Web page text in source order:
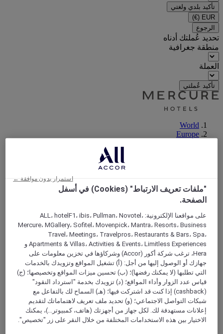
تأكيد بلدي ولغتي
EUR
(€)
الرجوع
تحديد عُملتك أدناه
منطقة جغرافية
العملة
تأكيد عُملتي
World
Europe
ACHERES, فرنسا
Mercure Achères St Germain en Laye
"ملفات تعريف الارتباط" (Cookies) في أسفل
الصفحة.
على مواقعنا الإلكترونية: ALL، hotelF1، ibis، Pullman، Novotel،
Mercure، MGallery، Sofitel، Movenpick، Mantra، Resorts، Business
Travel، Meetings، Travelpros، Restaurants & Bars، Spa،
Apartments & Villas، Activities & Events، Limitless Experiences و
Hera، ترغب شركة أكور (Accor) وشركاؤها في تخزين معلومات على
جهازك أو الوصول إليها من أجل: (أ) تشغيل المواقع وتزويدك بالخدمات
التي تطلبها (لا يمكنك رفضها)؛ (ب) تحسين ميزات المواقع وتخصيصها؛ (ج)
قياس عدد الزوار وأداء المواقع؛ (د) تزويدك بخدمة "استرداد النقود"
(cashback) إذا كنت قد اشتركت فيها؛ (هـ) السماح لك بالتفاعل مع
شبكات التواصل الاجتماعي؛ (و) تحديد ملف تعريف لاهتماماتك لتقديم
إعلانات مستهدفة لك. لكل جهاز من أجهزتك (هاتف، كمبيوتر...)، يمكنك
الاختيار بين هذه الاستخدامات المختلفة من خلال النقر على زر "تخصيص".
استمرار بدون موافقة ←